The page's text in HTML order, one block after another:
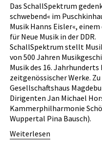
Das SchallSpektrum
schwebend« im
Musik Hanns Eisler«,
für Neue Musik in der DDR.
SchallSpektrum stellt
von 500 Jahren
Musik des 16.
zeitgenössischer Werke.
Gesellschaftshaus
Dirigenten Jan Michael
Kammerphilharmonie
Wuppertal Pina Bausch).
Weiterlesen